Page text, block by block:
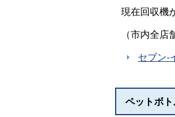
現在回収機
（市内全店
セブン-
ペットボ